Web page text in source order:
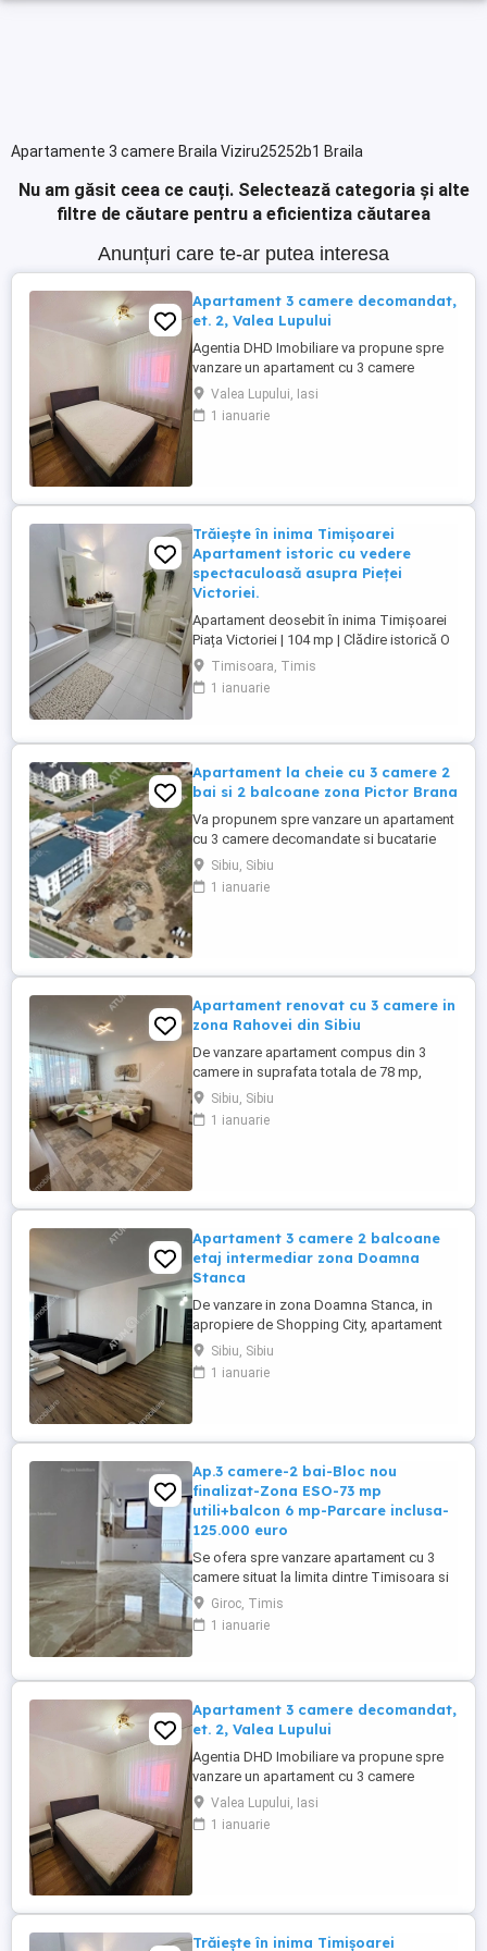
Apartamente 3 camere Braila Viziru25252b1 Braila
Nu am găsit ceea ce cauți. Selectează categoria și alte
filtre de căutare pentru a eficientiza căutarea
Anunțuri care te-ar putea interesa
Apartament 3 camere decomandat,
et. 2, Valea Lupului
Agentia DHD Imobiliare va propune spre
vanzare un apartament cu 3 camere
decomandat, situat in Valea Lupului, la
etajul 2 al unui bloc construit in anul 1994,
in vecinatatea Primariei. Cu o suprafata
Valea Lupului, Iasi
1 ianuarie
Trăiește în inima Timișoarei
Apartament istoric cu vedere
spectaculoasă asupra Pieței
Victoriei.
Apartament deosebit în inima Timișoarei
Piața Victoriei | 104 mp | Clădire istorică O
oportunitate rară de a locui sau investi într-
unul dintre cele mai reprezentative imobile
ale Timișoarei, chiar în Piața Victoriei, cu
Timisoara, Timis
1 ianuarie
Apartament la cheie cu 3 camere 2
bai si 2 balcoane zona Pictor Brana
Va propunem spre vanzare un apartament
cu 3 camere decomandate si bucatarie
inchisa, pozitionat la etajul intermediar 1
intr-un imobil nou ce face parte din
ansablul rezidential modern, situat in
Sibiu, Sibiu
1 ianuarie
Apartament renovat cu 3 camere in
zona Rahovei din Sibiu
De vanzare apartament compus din 3
camere in suprafata totala de 78 mp,
complet renovat in anul 2020, situat in
zona Rahovei din Sibiu. Apartamentul se
afla la etajul 4 al unui imobil compus doar
Sibiu, Sibiu
1 ianuarie
Apartament 3 camere 2 balcoane
etaj intermediar zona Doamna
Stanca
De vanzare in zona Doamna Stanca, in
apropiere de Shopping City, apartament
cu 3 camere si 2 balcoane, orientat spre
SUD, situat la etaj intermediar intr-un
imobil nou dotat cu 2 lifturi. Apartamentul
in anul 2016, ...
Sibiu, Sibiu
1 ianuarie
Ap.3 camere-2 bai-Bloc nou
finalizat-Zona ESO-73 mp
utili+balcon 6 mp-Parcare inclusa-
125.000 euro
Se ofera spre vanzare apartament cu 3
camere situat la limita dintre Timisoara si
Giroc, in zona benzinariei ESO.
Apartamentul este situat la etajul 4 al unui
bloc nou cu lift construit in anul 2025, are
Giroc, Timis
1 ianuarie
Apartament 3 camere decomandat,
et. 2, Valea Lupului
Agentia DHD Imobiliare va propune spre
vanzare un apartament cu 3 camere
decomandat, situat in Valea Lupului, la
etajul 2 al unui bloc construit in anul 1994,
in vecinatatea Primariei. Cu o suprafata
Valea Lupului, Iasi
1 ianuarie
Trăiește în inima Timișoarei